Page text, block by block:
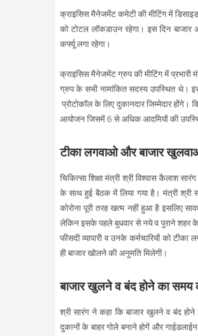
क्राइसिस मैनेजमेंट कमेटी की मीटिंग में डिसाइड
को टोटल लॉकडाउन रहेगा। इस दिन
कर्फ्यू लगा रहेगा।
क्राइसिस मैनेजमेंट ग्रुप की मीटिंग में प्रभारी
ग्रुप के सभी नामांकित सदस्य उपस्थित थे।
प्रोटोकॉल के लिए दुकानदार जिम्मेदार
आयोजन जिसमें 6 से अधिक आदमियों की
टीका लगवाओ और बाजार
चिकित्सा शिक्षा मंत्री श्री विश्वास कैलाश
के साथ हुई बैठक में लिया गया है। मंत्री श्री
कोरोना पूरी तरह खत्म नहीं हुआ है इसलिए
लेकिन इसके पहले बुधवार से नये व पुराने शहर
फीसदी व्यापारी व उनके कर्मचारियों को टीका
ही बाजार खोलने की अनुमति मिलेगी।
बाजार खुलने व बंद होने का समय
श्री सारंग ने कहा कि बाजार खुलने व बंद होने
दुकानों के बाहर गोले बनाने होगें और